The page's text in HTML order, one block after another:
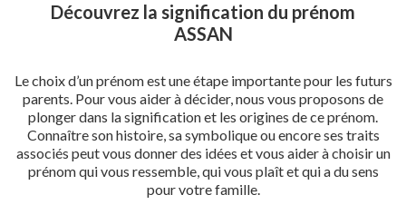
Découvrez la signification du prénom
ASSAN
Le choix d’un prénom est une étape importante pour les futurs
parents. Pour vous aider à décider, nous vous proposons de
plonger dans la signification et les origines de ce prénom.
Connaître son histoire, sa symbolique ou encore ses traits
associés peut vous donner des idées et vous aider à choisir un
prénom qui vous ressemble, qui vous plaît et qui a du sens
pour votre famille.